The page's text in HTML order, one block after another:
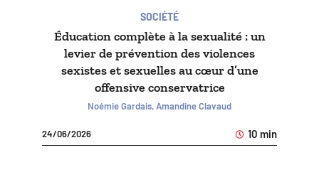
SOCIÉTÉ
Éducation complète à la sexualité : un
levier de prévention des violences
sexistes et sexuelles au cœur d’une
offensive conservatrice
Noémie Gardais, Amandine Clavaud
24/06/2026 10 min